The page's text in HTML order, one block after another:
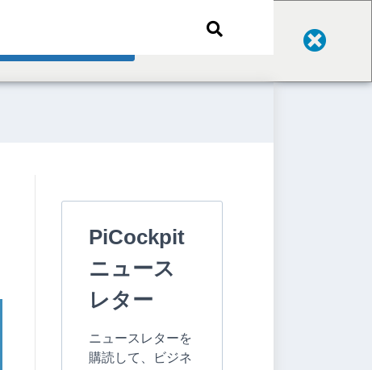
PiCockpit
ニュース
レター
ニュースレターを
購読して、ビジネ